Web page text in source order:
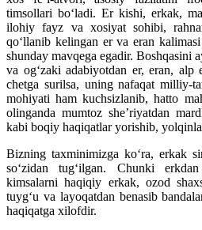
timsollari boʻladi. Er kishi, erkak,
ilohiy fayz va xosiyat sohibi,
qoʻllanib kelingan er va eran
shunday mavqega egadir. Boshqasini
va ogʻzaki adabiyotdan er, eran, alp
chetga surilsa, uning nafaqat milliy-
mohiyati ham kuchsizlanib, hatto
olinganda mumtoz sheʼriyatdan
kabi boqiy haqiqatlar yorishib,
Bizning taxminimizga koʻra, erkak
soʻzidan tugʻilgan. Chunki
kimsalarni haqiqiy erkak, ozod
tuygʻu va layoqatdan benasib
haqiqatga xilofdir.